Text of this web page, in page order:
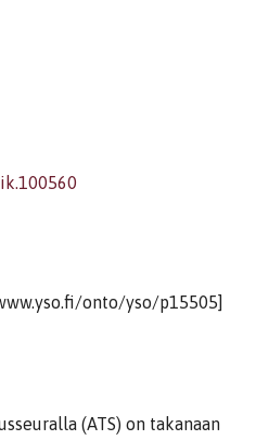
onto/yso/p15505]
(ATS) on takanaan